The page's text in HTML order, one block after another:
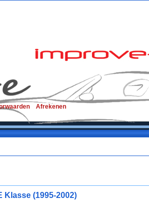
Afrekenen
Klasse (1995-2002)